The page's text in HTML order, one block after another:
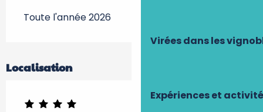
Virées dans les
Expériences et
Toute l'année 2026
Localisation